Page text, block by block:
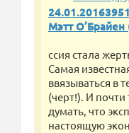
Мэтт
ссия стала
Самая
ввязываться в
(черт!). И
думать, что
настоящую